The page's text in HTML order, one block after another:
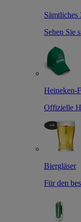
Sämtliches
Sehen Sie
Heineken-
Offizielle
Biergläser
Für den